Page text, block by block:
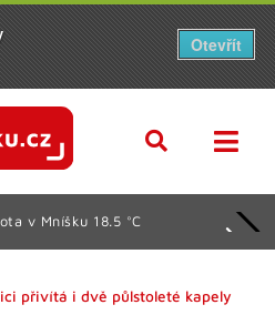
v Mníšku 18.5 °C
přivítá i dvě půlstoleté kapely
Otevřít